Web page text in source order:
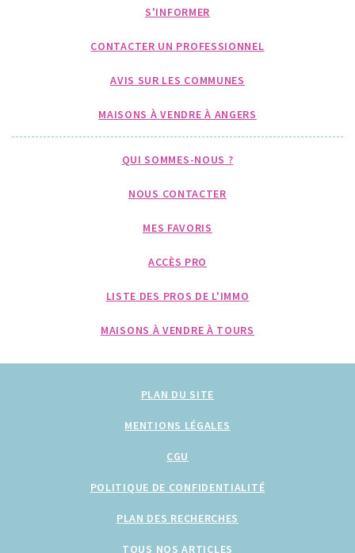
S'INFORMER
CONTACTER UN PROFESSIONNEL
AVIS SUR LES COMMUNES
MAISONS À VENDRE À ANGERS
QUI SOMMES-NOUS ?
NOUS CONTACTER
MES FAVORIS
ACCÈS PRO
LISTE DES PROS DE L'IMMO
MAISONS À VENDRE À TOURS
PLAN DU SITE
MENTIONS LÉGALES
CGU
POLITIQUE DE CONFIDENTIALITÉ
PLAN DES RECHERCHES
TOUS NOS ARTICLES